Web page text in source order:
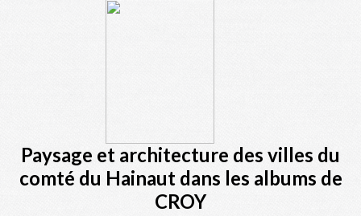
Paysage et architecture des villes du
comté du Hainaut dans les albums de
CROY